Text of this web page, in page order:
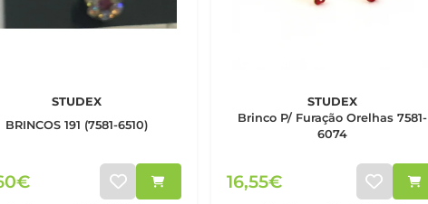
STUDEX
BRINCOS 191 (7581-6510)
STUDEX
Brinco P/ Furação Orelhas 7581-
6074
16,55€